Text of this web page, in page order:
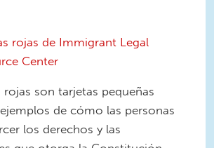
rojas de Immigrant Legal
Center
rojas son tarjetas pequeñas
de cómo las personas
los derechos y las